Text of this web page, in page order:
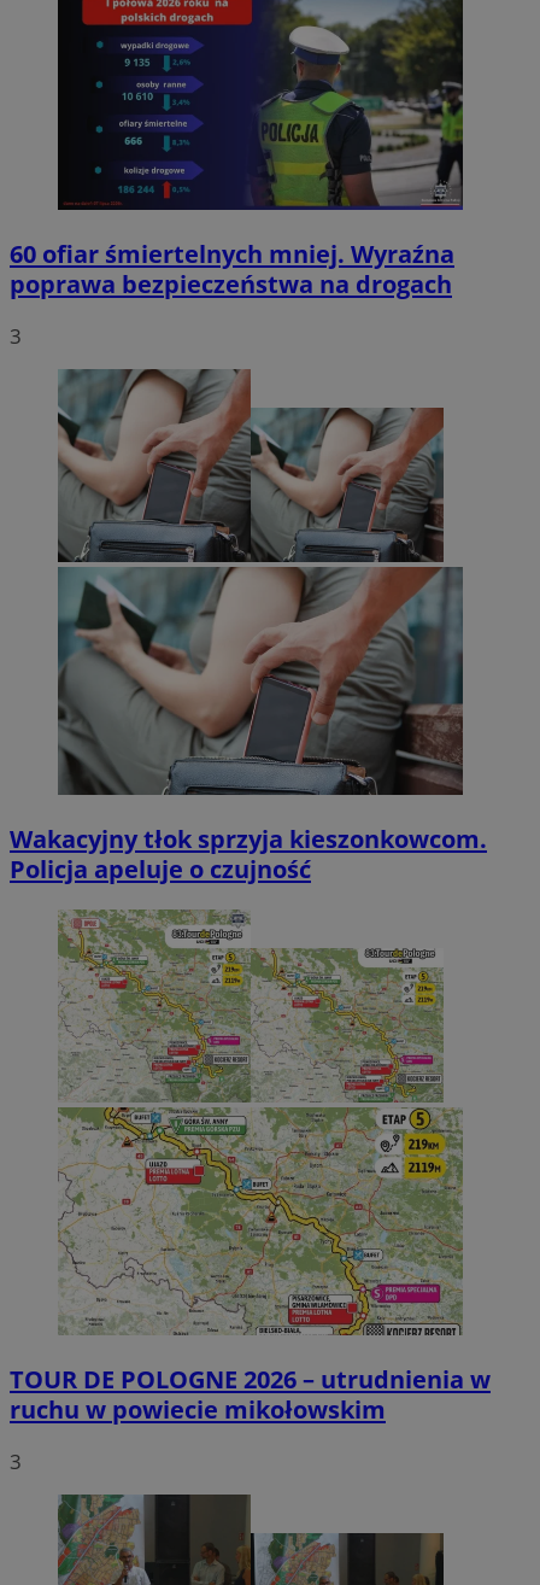
60 ofiar śmiertelnych mniej. Wyraźna
poprawa bezpieczeństwa na drogach
3
Wakacyjny tłok sprzyja kieszonkowcom.
Policja apeluje o czujność
TOUR DE POLOGNE 2026 – utrudnienia w
ruchu w powiecie mikołowskim
3